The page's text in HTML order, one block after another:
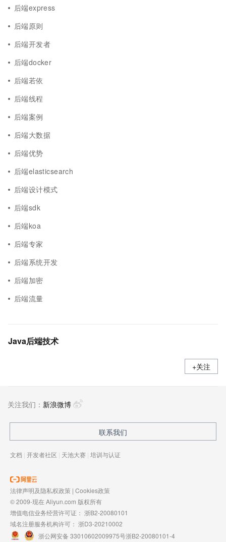
后端express
后端原则
后端开发者
后端docker
后端若依
后端线程
后端案例
后端大数据
后端优势
后端elasticsearch
后端设计模式
后端sdk
后端koa
后端专家
后端系统开发
后端加密
后端流量
Java后端技术
+关注
关注我们： 新浪微博
联系我们
文档 | 开发者社区 | 天池大赛 | 培训与认证
法律声明及隐私权政策 | Cookies政策
© 2009-现在 Aliyun.com 版权所有
增值电信业务经营许可证： 浙B2-20080101
域名注册服务机构许可： 浙D3-20210002
浙公网安备 33010602009975号浙B2-20080101-4